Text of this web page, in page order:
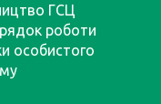
ГСЦ
роботи
особистого